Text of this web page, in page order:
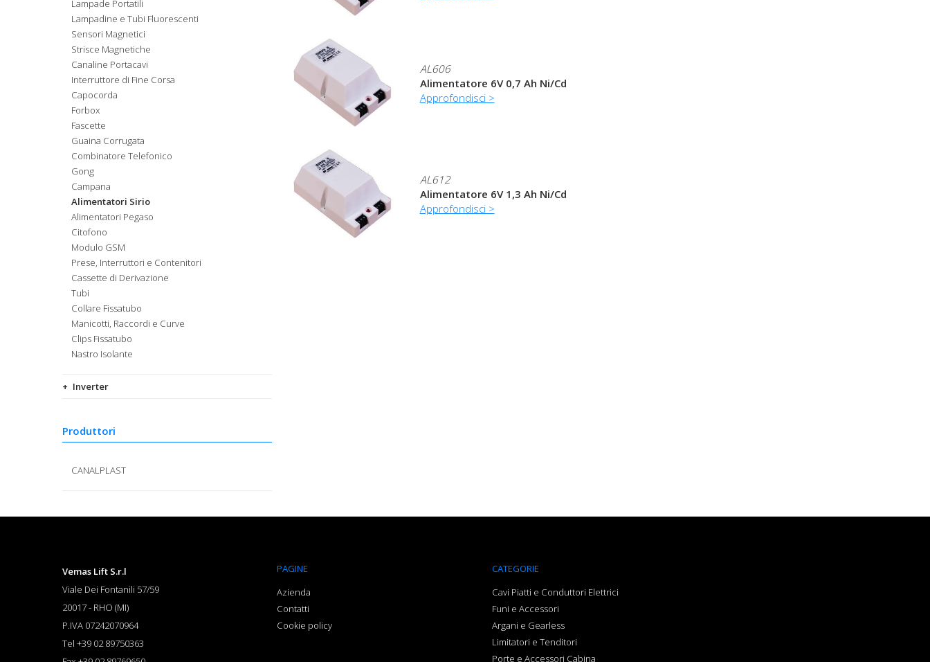
Lampade Portatili
Lampadine e Tubi Fluorescenti
Sensori Magnetici
Strisce Magnetiche
Canaline Portacavi
Interruttore di Fine Corsa
Capocorda
Forbox
Fascette
Guaina Corrugata
Combinatore Telefonico
Gong
Campana
Alimentatori Sirio
Alimentatori Pegaso
Citofono
Modulo GSM
Prese, Interruttori e Contenitori
Cassette di Derivazione
Tubi
Collare Fissatubo
Manicotti, Raccordi e Curve
Clips Fissatubo
Nastro Isolante
Inverter
Produttori
CANALPLAST
AL606
Alimentatore 6V 0,7 Ah Ni/Cd
Approfondisci >
AL612
Alimentatore 6V 1,3 Ah Ni/Cd
Approfondisci >
Vemas Lift S.r.l
Viale Dei Fontanili 57/59
20017- RHO (MI)
P.IVA 07242070964
Tel +39 02 89750363
PAGINE
Azienda
Contatti
Cookie policy
CATEGORIE
Cavi Piatti e Conduttori Elettrici
Funi e Accessori
Argani e Gearless
Limitatori e Tenditori
Porte e Accessori Cabina